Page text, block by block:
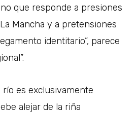
que responde a presiones
Mancha y a pretensiones
identitario”, parece
es exclusivamente
alejar de la riña